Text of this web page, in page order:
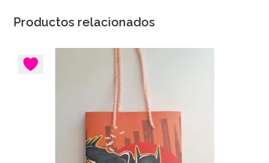
Productos relacionados